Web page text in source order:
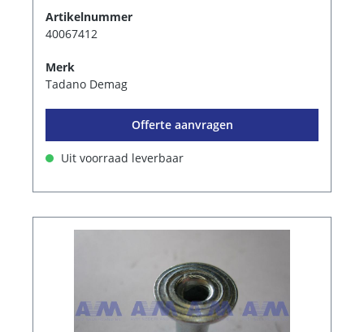
Artikelnummer
40067412
Merk
Tadano Demag
Offerte aanvragen
Uit voorraad leverbaar